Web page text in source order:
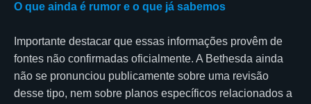
O que ainda é rumor e o que já sabemos
Importante destacar que essas informações provêm de
fontes não confirmadas oficialmente. A Bethesda ainda
não se pronunciou publicamente sobre uma revisão
desse tipo, nem sobre planos específicos relacionados a